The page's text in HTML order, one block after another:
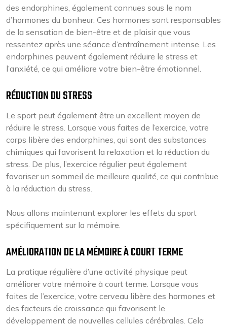
des endorphines, également connues sous le nom
d’hormones du bonheur. Ces hormones sont responsables
de la sensation de bien-être et de plaisir que vous
ressentez après une séance d’entraînement intense. Les
endorphines peuvent également réduire le stress et
l’anxiété, ce qui améliore votre bien-être émotionnel.
RÉDUCTION DU STRESS
Le sport peut également être un excellent moyen de
réduire le stress. Lorsque vous faites de l’exercice, votre
corps libère des endorphines, qui sont des substances
chimiques qui favorisent la relaxation et la réduction du
stress. De plus, l’exercice régulier peut également
favoriser un sommeil de meilleure qualité, ce qui contribue
à la réduction du stress.
Nous allons maintenant explorer les effets du sport
spécifiquement sur la mémoire.
AMÉLIORATION DE LA MÉMOIRE À COURT TERME
La pratique régulière d’une activité physique peut
améliorer votre mémoire à court terme. Lorsque vous
faites de l’exercice, votre cerveau libère des hormones et
des facteurs de croissance qui favorisent le
développement de nouvelles cellules cérébrales. Cela